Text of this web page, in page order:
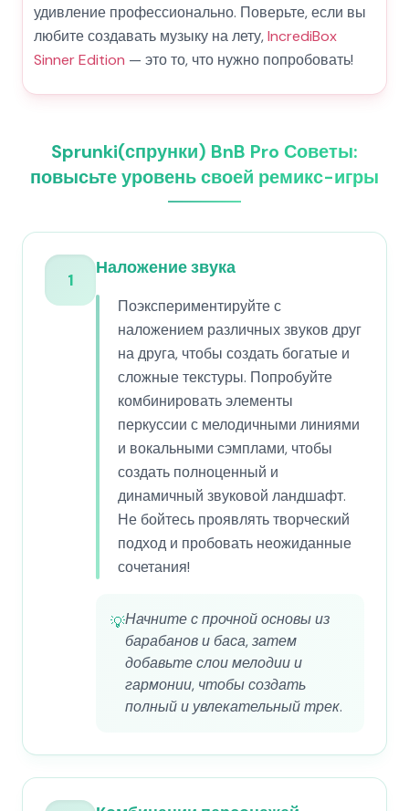
удивление профессионально. Поверьте, если вы
любите создавать музыку на лету,IncrediBox
Sinner Edition — это то, что нужно попробовать!
Sprunki(спрунки) BnB Pro Советы:
повысьте уровень своей ремикс-игры
1
Наложение звука
Поэкспериментируйте с
наложением различных звуков друг
на друга, чтобы создать богатые и
сложные текстуры. Попробуйте
комбинировать элементы
перкуссии с мелодичными линиями
и вокальными сэмплами, чтобы
создать полноценный и
динамичный звуковой ландшафт.
Не бойтесь проявлять творческий
подход и пробовать неожиданные
сочетания!
💡Начните с прочной основы из
барабанов и баса, затем
добавьте слои мелодии и
гармонии, чтобы создать
полный и увлекательный трек.